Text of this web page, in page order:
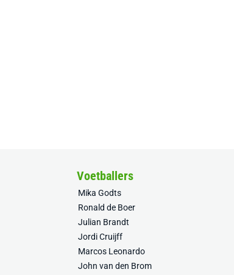
Voetballers
Mika Godts
Ronald de Boer
Julian Brandt
Jordi Cruijff
Marcos Leonardo
John van den Brom